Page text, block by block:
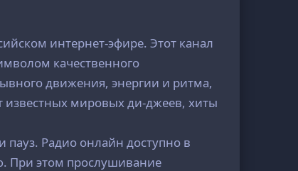
интернет-эфире. Этот канал
качественного
движения, энергии и ритма,
известных мировых ди-джеев, хиты
Радио онлайн доступно в
При этом прослушивание